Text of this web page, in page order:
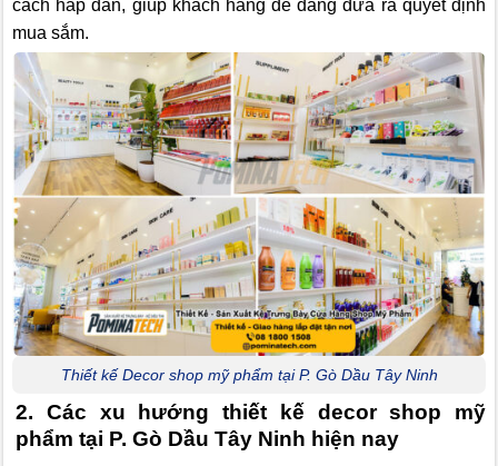
cách hấp dẫn, giúp khách hàng dễ dàng đưa ra quyết định
mua sắm.
Thiết kế Decor shop mỹ phẩm tại P. Gò Dầu Tây Ninh
2. Các xu hướng thiết kế decor shop mỹ
phẩm tại P. Gò Dầu Tây Ninh hiện nay